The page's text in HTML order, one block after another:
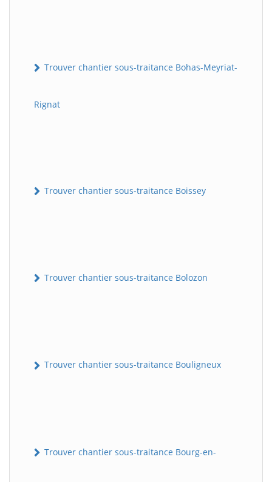
Trouver chantier sous-traitance Bohas-Meyriat-
Rignat
Trouver chantier sous-traitance Boissey
Trouver chantier sous-traitance Bolozon
Trouver chantier sous-traitance Bouligneux
Trouver chantier sous-traitance Bourg-en-